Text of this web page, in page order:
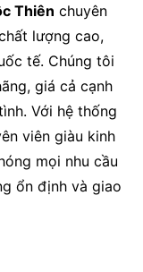
Thiên chuyên
lượng cao,
tế. Chúng tôi
giá cả cạnh
Với hệ thống
viên giàu kinh
mọi nhu cầu
ổn định và giao